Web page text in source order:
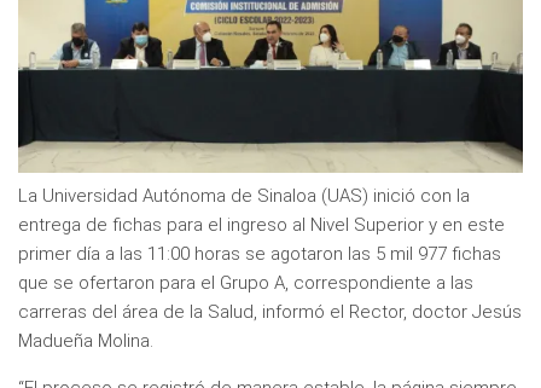
La Universidad Autónoma de Sinaloa (UAS) inició con la
entrega de fichas para el ingreso al Nivel Superior y en este
primer día a las 11:00 horas se agotaron las 5 mil 977 fichas
que se ofertaron para el Grupo A, correspondiente a las
carreras del área de la Salud, informó el Rector, doctor Jesús
Madueña Molina.